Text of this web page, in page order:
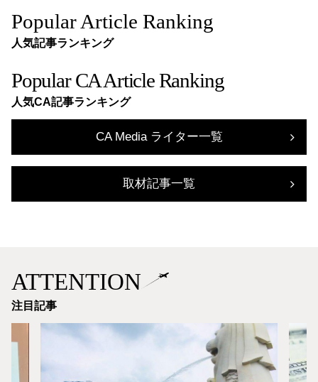
Popular Article Ranking
人気記事ランキング
Popular CA Article Ranking
人気CA記事ランキング
CA Media ライター一覧
取材記事一覧
ATTENTION
注目記事